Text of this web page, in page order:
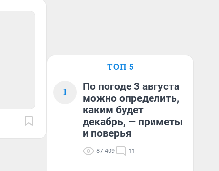
ТОП 5
1
По погоде 3 августа
можно определить,
каким будет
декабрь, — приметы
и поверья
87 409 11